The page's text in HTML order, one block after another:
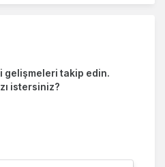
gelişmeleri takip edin.
istersiniz?